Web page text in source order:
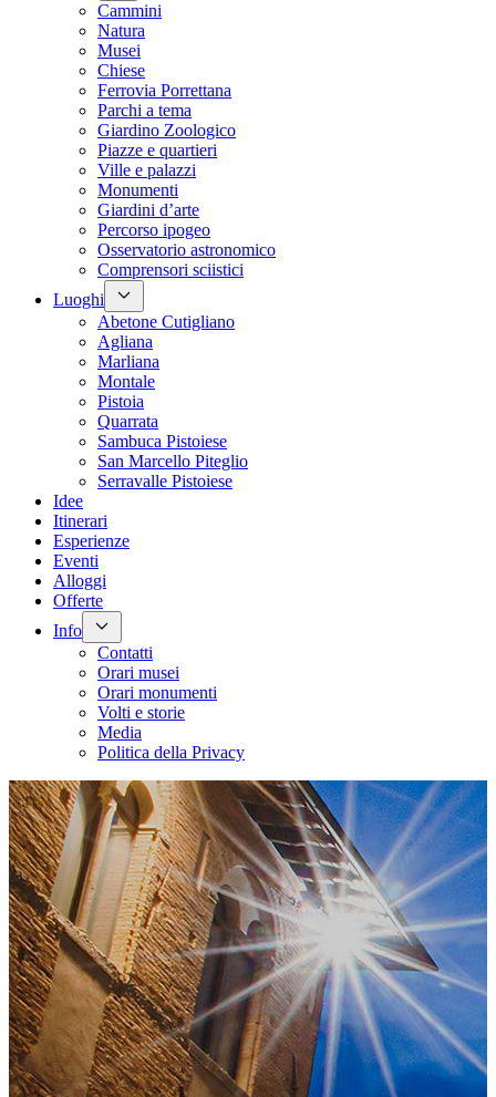
Cammini
Natura
Musei
Chiese
Ferrovia Porrettana
Parchi a tema
Giardino Zoologico
Piazze e quartieri
Ville e palazzi
Monumenti
Giardini d’arte
Percorso ipogeo
Osservatorio astronomico
Comprensori sciistici
Luoghi
Abetone Cutigliano
Agliana
Marliana
Montale
Pistoia
Quarrata
Sambuca Pistoiese
San Marcello Piteglio
Serravalle Pistoiese
Idee
Itinerari
Esperienze
Eventi
Alloggi
Offerte
Info
Contatti
Orari musei
Orari monumenti
Volti e storie
Media
Politica della Privacy